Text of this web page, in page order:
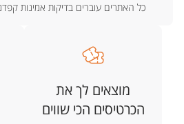
כל האתרים עוברים בדיקות אמינות
מוצאים לך את
הכרטיסים הכי שווים